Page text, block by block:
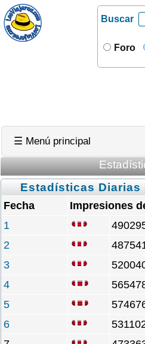
Buscar
Foro
☰ Menú principal
Estadísticas Diarias
Fecha
Impresiones
1
2
3
4
5
6